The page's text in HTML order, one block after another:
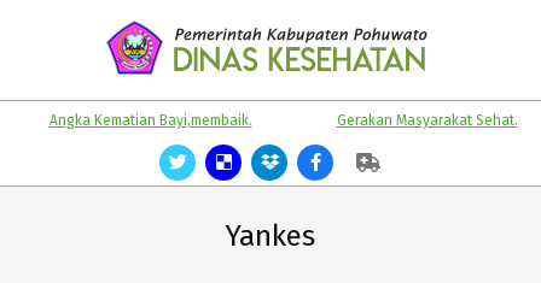
KABUPATEN
POHUWATO
Primary
Angka Kematian Bayi,membaik. Gerakan Masyarakat Sehat.
Yankes